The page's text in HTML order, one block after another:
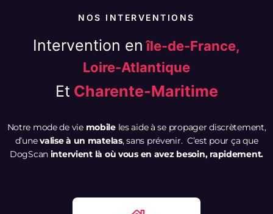
NOS INTERVENTIONS
Intervention enîle-de-France,
Loire-Atlantique
Et Charente-Maritime
Notre mode de vie mobileles aide à se propager discrètement,
d’unevalise à un matelas, sans prévenir. C’est pour ça que
DogScan intervient là où vous en avez besoin, rapidement.